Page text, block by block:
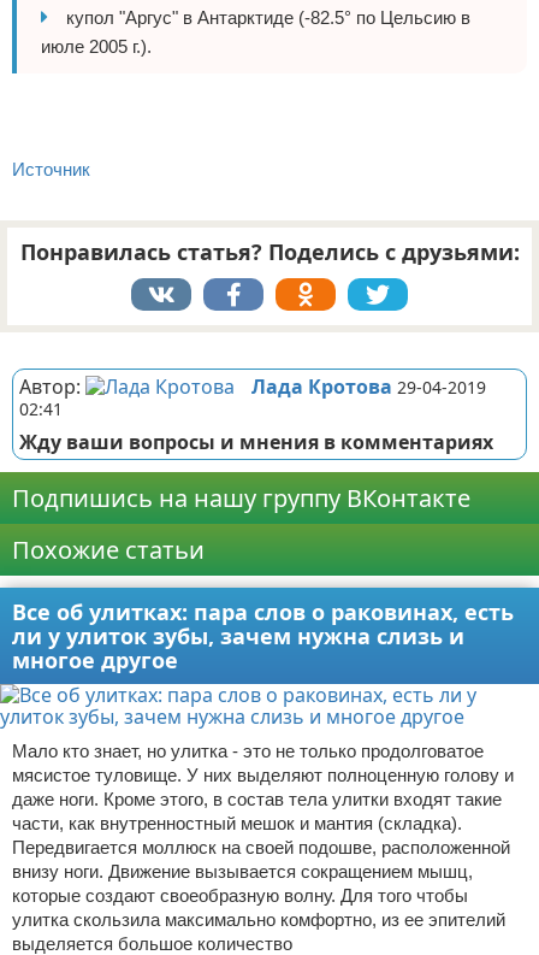
купол "Аргус" в Антарктиде (-82.5° по Цельсию в
июле 2005 г.).
Источник
Понравилась статья? Поделись с друзьями:
Автор: Лада Кротова 29-04-2019
02:41
Жду ваши вопросы и мнения в комментариях
Подпишись на нашу группу ВКонтакте
Похожие статьи
Все об улитках: пара слов о раковинах, есть
ли у улиток зубы, зачем нужна слизь и
многое другое
Мало кто знает, но улитка - это не только продолговатое
мясистое туловище. У них выделяют полноценную голову и
даже ноги. Кроме этого, в состав тела улитки входят такие
части, как внутренностный мешок и мантия (складка).
Передвигается моллюск на своей подошве, расположенной
внизу ноги. Движение вызывается сокращением мышц,
которые создают своеобразную волну. Для того чтобы
улитка скользила максимально комфортно, из ее эпителий
выделяется большое количество